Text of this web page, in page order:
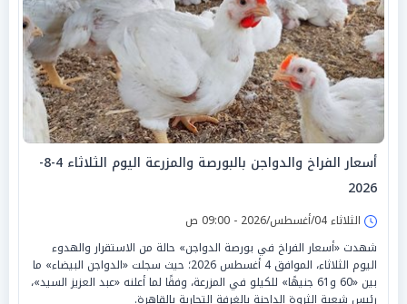
أسعار الفراخ والدواجن بالبورصة والمزرعة اليوم الثلاثاء 4-8-
2026
الثلاثاء 04/أغسطس/2026 - 09:00 ص
شهدت «أسعار الفراخ في بورصة الدواجن» حالة من الاستقرار والهدوء
اليوم الثلاثاء، الموافق 4 أغسطس 2026؛ حيث سجلت «الدواجن البيضاء» ما
بين «60 و61 جنيهًا» للكيلو في المزرعة، وفقًا لما أعلنه «عبد العزيز السيد»،
رئيس شعبة الثروة الداجنة بالغرفة التجارية بالقاهرة.